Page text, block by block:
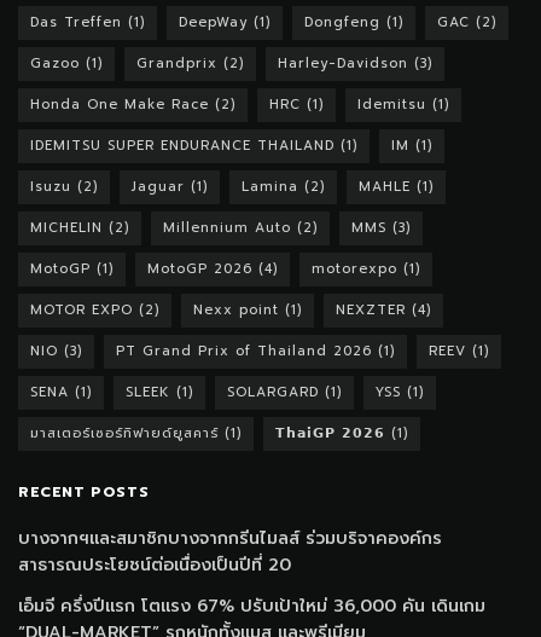
Das Treffen (1) DeepWay (1) Dongfeng (1) GAC (2)
Gazoo (1) Grandprix (2) Harley-Davidson (3)
Honda One Make Race (2) HRC (1) Idemitsu (1)
IDEMITSU SUPER ENDURANCE THAILAND (1) IM (1)
Isuzu (2) Jaguar (1) Lamina (2) MAHLE (1)
MICHELIN (2) Millennium Auto (2) MMS (3)
MotoGP (1) MotoGP 2026 (4) motorexpo (1)
MOTOR EXPO (2) Nexx point (1) NEXZTER (4)
NIO (3) PT Grand Prix of Thailand 2026 (1) REEV (1)
SENA (1) SLEEK (1) SOLARGARD (1) YSS (1)
มาสเตอร์เซอร์ทิฟายด์ยูสคาร์ (1) 𝗧𝗵𝗮𝗶𝗚𝗣 𝟮𝟬𝟮𝟲 (1)
RECENT POSTS
บางจากฯและสมาชิกบางจากกรีนไมลส์ ร่วมบริจาคองค์กร
สาธารณประโยชน์ต่อเนื่องเป็นปีที่ 20
เอ็มจี ครึ่งปีแรก โตแรง 67% ปรับเป้าใหม่ 36,000 คัน เดินเกม